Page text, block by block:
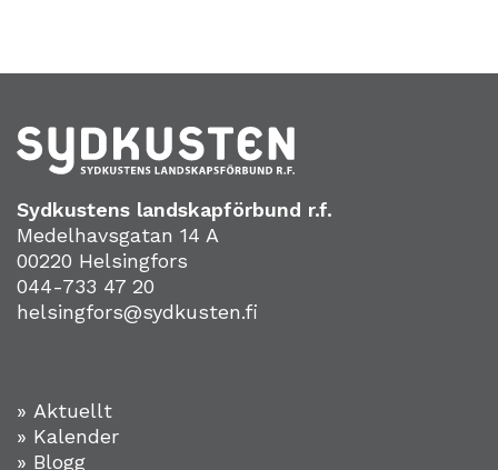
Sydkustens landskapförbund r.f.
Medelhavsgatan 14 A
00220 Helsingfors
044-733 47 20
helsingfors@sydkusten.fi
» Aktuellt
» Kalender
» Blogg